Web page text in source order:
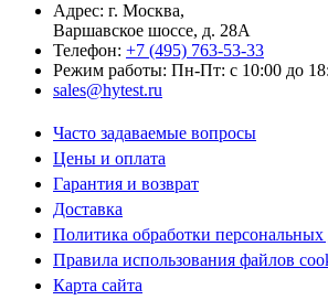
Адрес: г. Москва,
Варшавское шоссе, д. 28А
Телефон: +7 (495) 763-53-33
Режим работы: Пн-Пт: с 10:00 до
sales@hytest.ru
Часто задаваемые вопросы
Цены и оплата
Гарантия и возврат
Доставка
Политика обработки
Правила использования файлов
Карта сайта